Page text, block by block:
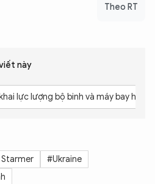
Theo RT
này
lực lượng bộ binh và máy bay hỗ
#Ukraine